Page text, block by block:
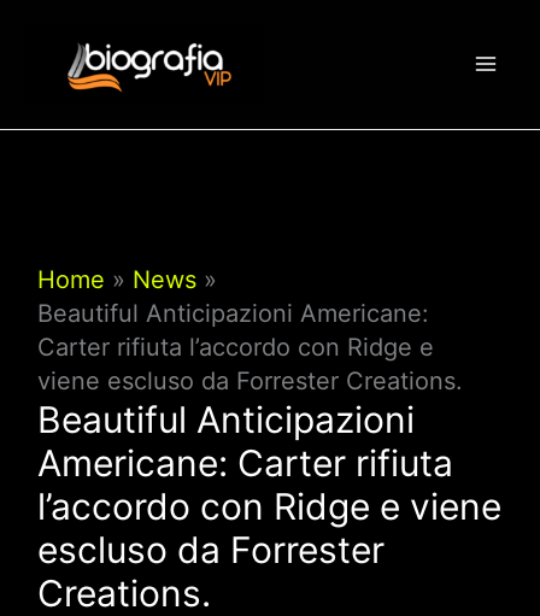
contenuto
Home
News
Beautiful Anticipazioni Americane:
Carter rifiuta l’accordo con Ridge e
viene escluso da Forrester Creations.
Beautiful Anticipazioni
Americane: Carter rifiuta
l’accordo con Ridge e viene
escluso da Forrester
Creations.